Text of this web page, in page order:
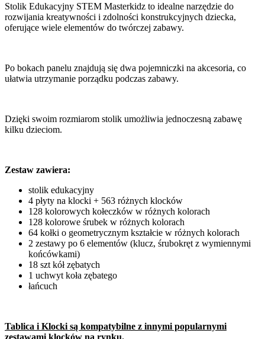
Stolik Edukacyjny STEM Masterkidz to idealne narzędzie do
rozwijania kreatywności i zdolności konstrukcyjnych dziecka,
oferujące wiele elementów do twórczej zabawy.
Po bokach panelu znajdują się dwa pojemniczki na akcesoria, co
ułatwia utrzymanie porządku podczas zabawy.
Dzięki swoim rozmiarom stolik umożliwia jednoczesną zabawę
kilku dzieciom.
Zestaw zawiera:
stolik edukacyjny
4 płyty na klocki + 563 różnych klocków
128 kolorowych kołeczków w różnych kolorach
128 kolorowe śrubek w różnych kolorach
64 kołki o geometrycznym kształcie w różnych kolorach
2 zestawy po 6 elementów (klucz, śrubokręt z wymiennymi
końcówkami)
18 szt kół zębatych
1 uchwyt koła zębatego
łańcuch
Tablica i Klocki są kompatybilne z innymi popularnymi
zestawami klocków na rynku.